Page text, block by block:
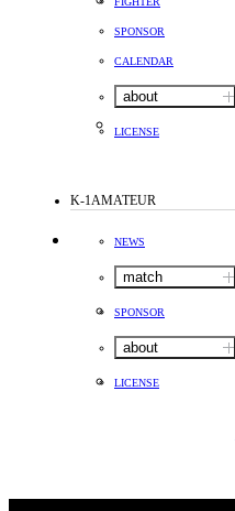
SPONSOR
CALENDAR
about
LICENSE
K-1AMATEUR
NEWS
match
SPONSOR
about
LICENSE